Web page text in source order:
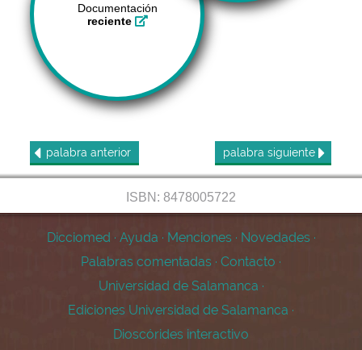
Documentación
reciente
palabra anterior palabra siguiente
ISBN: 8478005722
Dicciomed · Ayuda · Menciones · Novedades ·
Palabras comentadas · Contacto ·
Universidad de Salamanca ·
Ediciones Universidad de Salamanca ·
Dioscórides interactivo